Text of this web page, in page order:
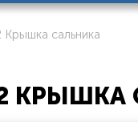
Крышка сальника